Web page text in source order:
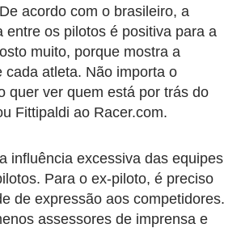
acordo com o brasileiro, a
entre os pilotos é positiva para a
muito, porque mostra a
cada atleta. Não importa o
quer ver quem está por trás do
Fittipaldi ao Racer.com.
influência excessiva das equipes
Para o ex-piloto, é preciso
de expressão aos competidores.
assessores de imprensa e